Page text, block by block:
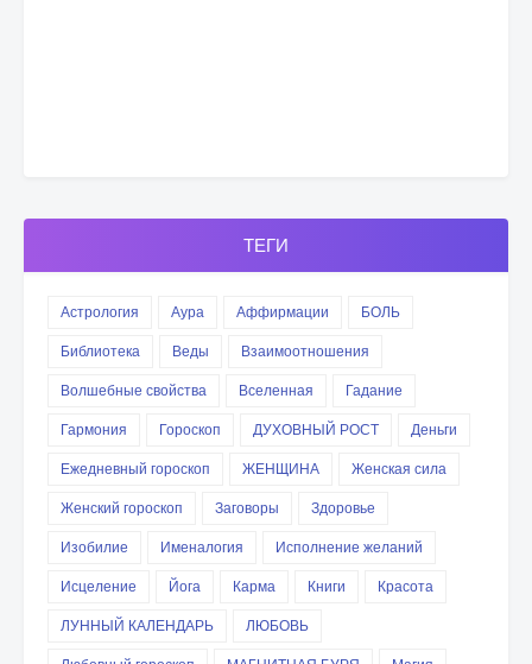
ТЕГИ
Астрология Аура Аффирмации
БОЛЬ
Библиотека
Веды
Взаимоотношения
Волшебные свойства
Вселенная
Гадание
Гармония
Гороскоп ДУХОВНЫЙ РОСТ
Деньги
Ежедневный гороскоп
ЖЕНЩИНА
Женская сила
Женский гороскоп
Заговоры
Здоровье
Изобилие
Именалогия
Исполнение желаний
Исцеление
Йога Карма Книги
Красота
ЛУННЫЙ КАЛЕНДАРЬ
ЛЮБОВЬ